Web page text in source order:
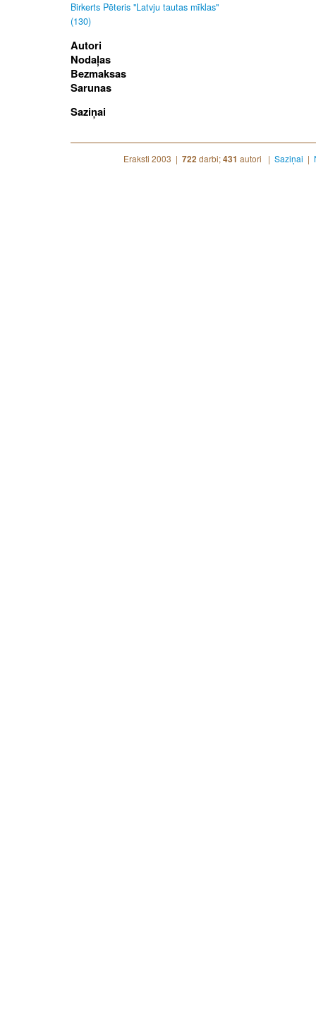
Birkerts Pēteris "Latvju tautas mīklas"
(130)
Autori
Nodaļas
Bezmaksas
Sarunas
Saziņai
Eraksti 2003 | 722 darbi;431 autori | Saziņai |